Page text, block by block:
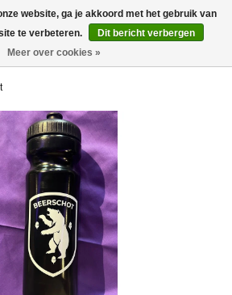
0
website, ga je akkoord met het gebruik van
te verbeteren.
Dit bericht verbergen
Meer over cookies »